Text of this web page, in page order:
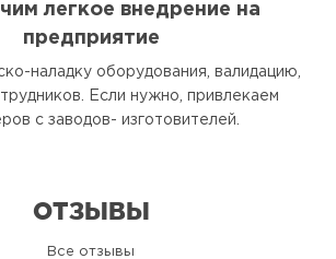
легкое внедрение на
предприятие
наладку оборудования, валидацию,
Если нужно, привлекаем
с заводов- изготовителей.
ОТЗЫВЫ
Все отзывы